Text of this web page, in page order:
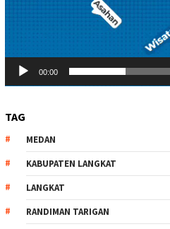
00:00
TAG
MEDAN
KABUPATEN LANGKAT
LANGKAT
RANDIMAN TARIGAN